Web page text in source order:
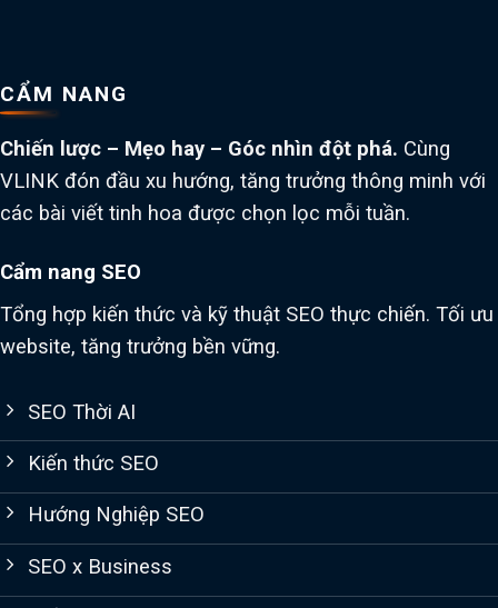
CẨM NANG
Chiến lược – Mẹo hay – Góc nhìn đột phá. Cùng
VLINK đón đầu xu hướng, tăng trưởng thông minh với
các bài viết tinh hoa được chọn lọc mỗi tuần.
Cẩm nang SEO
Tổng hợp kiến thức và kỹ thuật SEO thực chiến. Tối ưu
website, tăng trưởng bền vững.
SEO Thời AI
Kiến thức SEO
Hướng Nghiệp SEO
SEO x Business